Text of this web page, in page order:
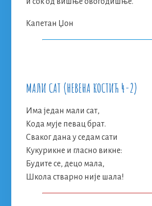
Капетан Џон
МАЛИ САТ (НЕВЕНА КОСТИЋ 4-2)
Има један мали сат,
Кода мује певац брат.
Сваког дана у седам сати
Кукурикне и гласно викне:
Будите се, децо мала,
Школа стварно није шала!